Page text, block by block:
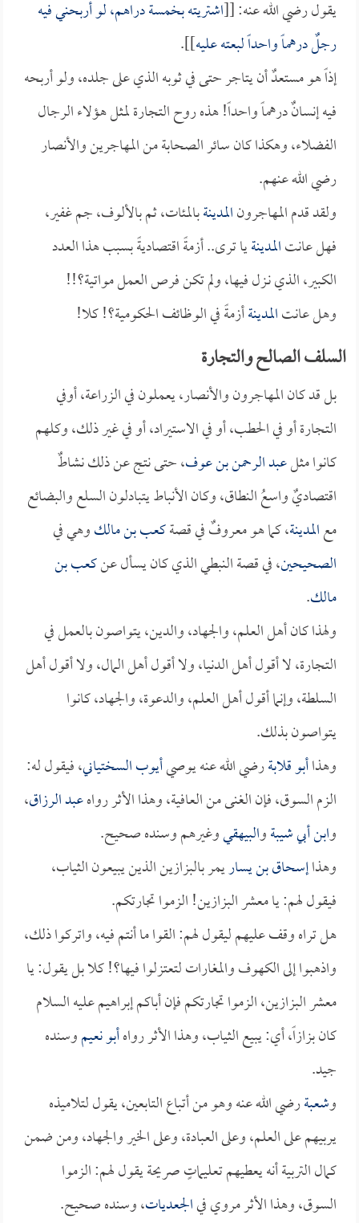
يقول رضي الله عنه: [[اشتريته بخمسة دراهم، لو أربحني فيه
رجلٌ درهماً واحداً لبعته عليه]].
إذاً هو مستعدٌ أن يتاجر حتى في ثوبه الذي على جلده، ولو أربحه
فيه إنسانٌ درهماً واحداً! هذه روح التجارة لمثل هؤلاء الرجال
الفضلاء، وهكذا كان سائر الصحابة من المهاجرين والأنصار
رضي الله عنهم.
ولقد قدم المهاجرونالمدينةبالمئات، ثم بالألوف، جم غفير،
فهل عانتالمدينةيا ترى.. أزمةً اقتصاديةً بسبب هذا العدد
الكبير، الذي نـزل فيها، ولم تكن فرص العمل مواتية؟!!
وهل عانتالمدينةأزمةً في الوظائف الحكومية؟! كلا!
السلف الصالح والتجارة
بل قد كان المهاجرون والأنصار، يعملون في الزراعة، أوفي
التجارة أو في الحطب، أو في الاستيراد، أو في غير ذلك، وكلهم
كانوا مثلعبد الرحمن بن عوف، حتى نتج عن ذلك نشاطٌ
اقتصاديٌ واسعُ النطاق، وكان الأنباط يتبادلون السلع والبضائع
معالمدينة، كما هو معروفٌ في قصةكعب بن مالكوهي في
الصحيحين، في قصة النبطي الذي كان يسأل عنكعب بن
مالك.
ولهذا كان أهل العلم، والجهاد، والدين، يتواصون بالعمل في
التجارة، لا أقول أهل الدنيا، ولا أقول أهل المال، ولا أقول أهل
السلطة، وإنما أقول أهل العلم، والدعوة، والجهاد، كانوا
يتواصون بذلك.
وهذاأبو قلابةرضي الله عنه يوصيأيوب السختياني، فيقول له:
الزم السوق، فإن الغنى من العافية، وهذا الأثر رواهعبد الرزاق،
وابن أبي شيبةوالبيهقيوغيرهم وسنده صحيح.
وهذاإسحاق بن يساريمر بالبزازين الذين يبيعون الثياب،
فيقول لهم: يا معشر البزازين! الزموا تجارتكم.
هل تراه وقف عليهم ليقول لهم: القوا ما أنتم فيه، واتركوا ذلك،
واذهبوا إلى الكهوف والمغارات لتعتزلوا فيها؟! كلا بل يقول: يا
معشر البزازين، الزموا تجارتكم فإن أباكم إبراهيم عليه السلام
كان بزازاً، أي: يبيع الثياب، وهذا الأثر رواهأبو نعيموسنده
جيد.
وشعبةرضي الله عنه وهو من أتباع التابعين، يقول لتلاميذه
يربيهم على العلم، وعلى العبادة، وعلى الخير والجهاد، ومن ضمن
كمال التربية أنه يعطيهم تعليماتٍ صريحة يقول لهم: الزموا
السوق، وهذا الأثر مروي فيالجعديات، وسنده صحيح.